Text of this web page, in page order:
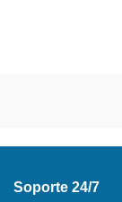
Soporte 24/7